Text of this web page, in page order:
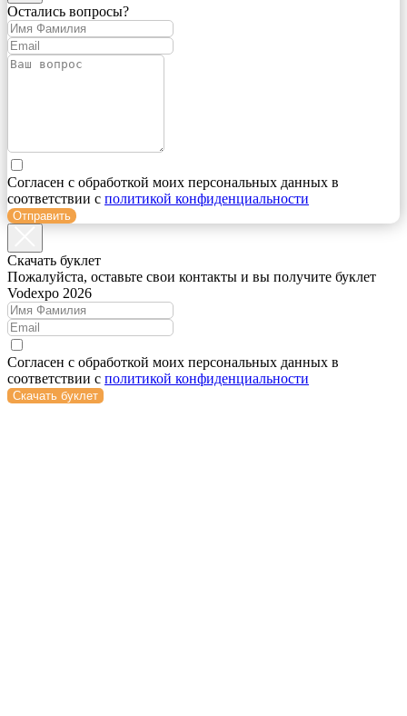
Остались вопросы?
Согласен с обработкой моих персональных данных в
соответствии с политикой конфиденциальности
Отправить
Cкачать буклет
Пожалуйста, оставьте свои контакты и вы получите буклет
Vodexpo 2026
Согласен с обработкой моих персональных данных в
соответствии с политикой конфиденциальности
Скачать буклет